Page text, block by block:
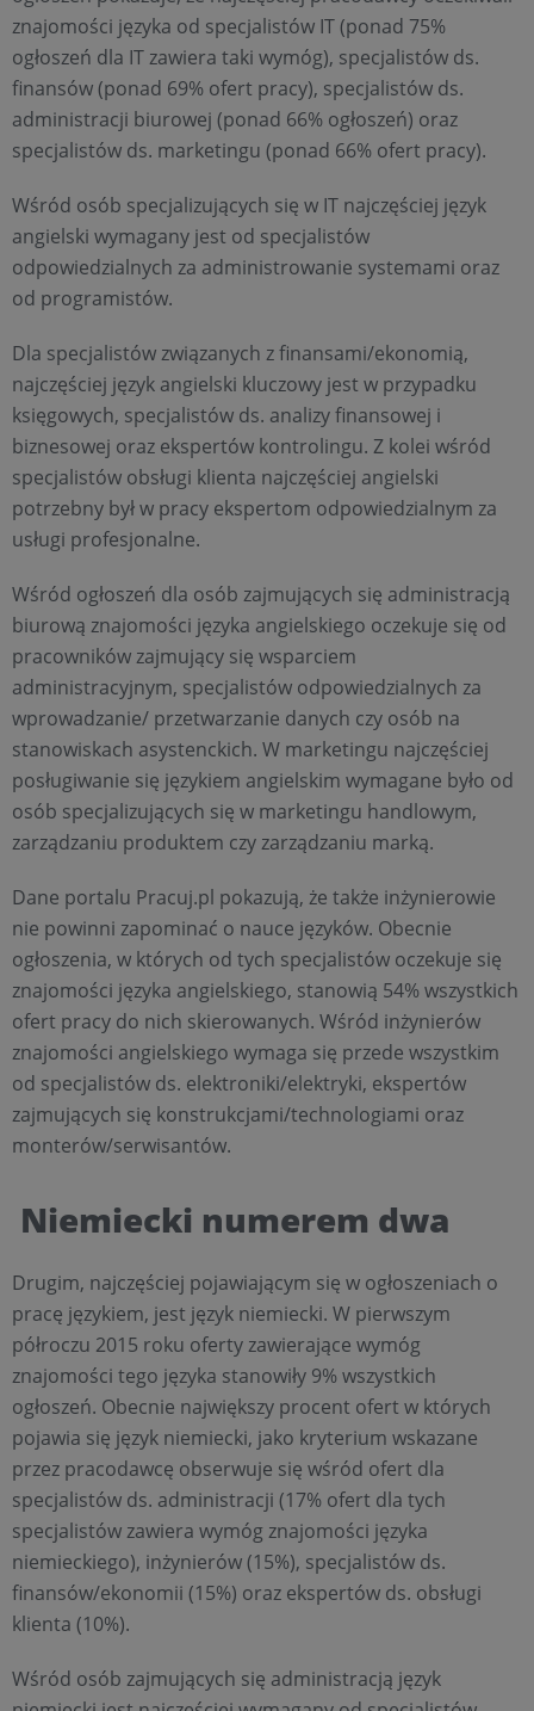
znajomości języka od specjalistów IT (ponad 75%
ogłoszeń dla IT zawiera taki wymóg), specjalistów ds.
finansów (ponad 69% ofert pracy), specjalistów ds.
administracji biurowej (ponad 66% ogłoszeń) oraz
specjalistów ds. marketingu (ponad 66% ofert pracy).
Wśród osób specjalizujących się w IT najczęściej język
angielski wymagany jest od specjalistów
odpowiedzialnych za administrowanie systemami oraz
od programistów.
Dla specjalistów związanych z finansami/ekonomią,
najczęściej język angielski kluczowy jest w przypadku
księgowych, specjalistów ds. analizy finansowej i
biznesowej oraz ekspertów kontrolingu. Z kolei wśród
specjalistów obsługi klienta najczęściej angielski
potrzebny był w pracy ekspertom odpowiedzialnym za
usługi profesjonalne.
Wśród ogłoszeń dla osób zajmujących się administracją
biurową znajomości języka angielskiego oczekuje się od
pracowników zajmujący się wsparciem
administracyjnym, specjalistów odpowiedzialnych za
wprowadzanie/ przetwarzanie danych czy osób na
stanowiskach asystenckich. W marketingu najczęściej
posługiwanie się językiem angielskim wymagane było od
osób specjalizujących się w marketingu handlowym,
zarządzaniu produktem czy zarządzaniu marką.
Dane portalu Pracuj.pl pokazują, że także inżynierowie
nie powinni zapominać o nauce języków. Obecnie
ogłoszenia, w których od tych specjalistów oczekuje się
znajomości języka angielskiego, stanowią 54% wszystkich
ofert pracy do nich skierowanych. Wśród inżynierów
znajomości angielskiego wymaga się przede wszystkim
od specjalistów ds. elektroniki/elektryki, ekspertów
zajmujących się konstrukcjami/technologiami oraz
monterów/serwisantów.
Niemiecki numerem dwa
Drugim, najczęściej pojawiającym się w ogłoszeniach o
pracę językiem, jest język niemiecki. W pierwszym
półroczu 2015 roku oferty zawierające wymóg
znajomości tego języka stanowiły 9% wszystkich
ogłoszeń. Obecnie największy procent ofert w których
pojawia się język niemiecki, jako kryterium wskazane
przez pracodawcę obserwuje się wśród ofert dla
specjalistów ds. administracji (17% ofert dla tych
specjalistów zawiera wymóg znajomości języka
niemieckiego), inżynierów (15%), specjalistów ds.
finansów/ekonomii (15%) oraz ekspertów ds. obsługi
klienta (10%).
Wśród osób zajmujących się administracją język